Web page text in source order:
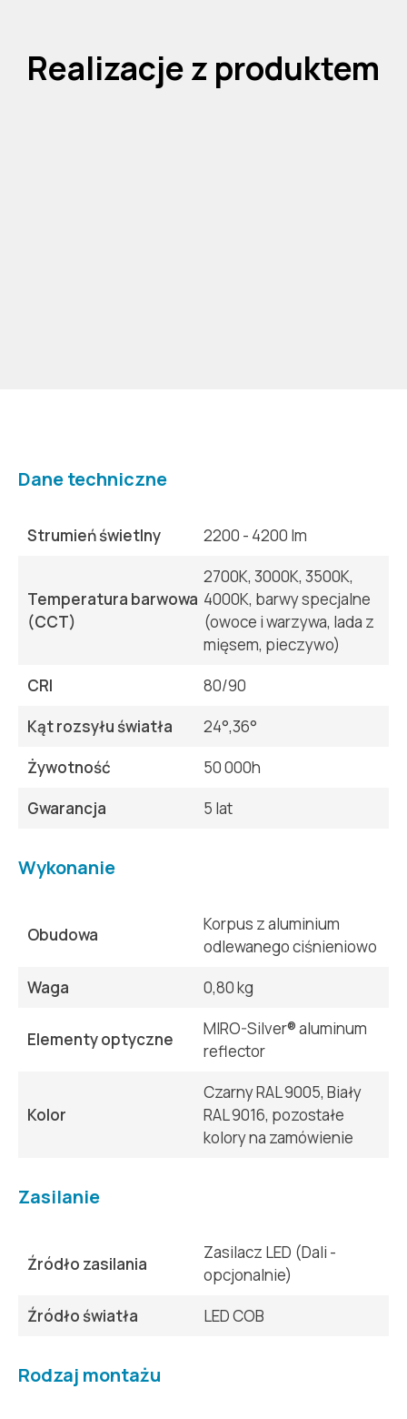
Realizacje z produktem
Dane techniczne
Strumień świetlny 2200 - 4200 lm
Temperatura barwowa
(CCT)
2700K, 3000K, 3500K,
4000K, barwy specjalne
(owoce i warzywa, lada z
mięsem, pieczywo)
CRI
80/90
Kąt rozsyłu światła
24°,36°
Żywotność
50 000h
Gwarancja
5 lat
Wykonanie
Obudowa
Korpus z aluminium
odlewanego ciśnieniowo
Waga
0,80 kg
Elementy optyczne
MIRO-Silver® aluminum
reflector
Kolor
Czarny RAL 9005, Biały
RAL 9016, pozostałe
kolory na zamówienie
Zasilanie
Źródło zasilania
Zasilacz LED (Dali -
opcjonalnie)
Źródło światła
LED COB
Rodzaj montażu